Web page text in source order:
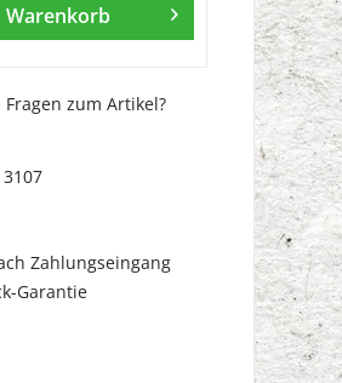
Warenkorb
Fragen zum Artikel?
Zahlungseingang
Garantie